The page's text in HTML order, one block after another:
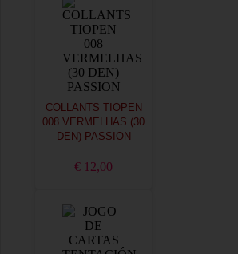
COLLANTS TIOPEN
008 VERMELHAS (30
DEN) PASSION
€ 12,00